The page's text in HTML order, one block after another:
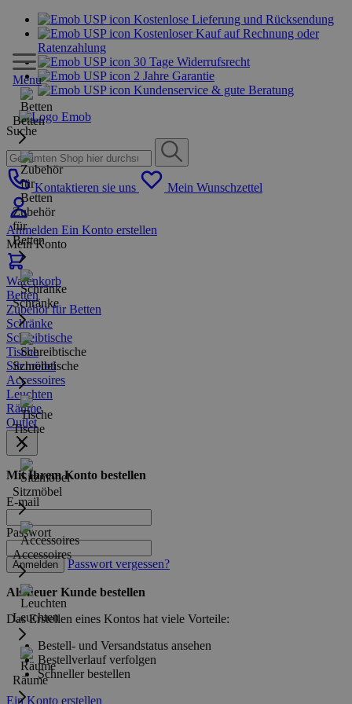
Kostenlose Lieferung und Rücksendung
Kostenloser Kauf auf Rechnung oder
Ratenzahlung
30 Tage Widerrufsrecht
2 Jahre Garantie
Kundenservice & gute Beratung
Suche
Kontaktieren sie uns Mein Wunschzettel
Anmelden Ein Konto erstellen
Mein Konto
Warenkorb
Menu
Betten
Zubehör
für
Betten
Schränke
Schreibtische
Tische
Sitzmöbel
Accessoires
Leuchten
Räume
Betten
Zubehör für Betten
Schränke
Schreibtische
Tische
Sitzmöbel
Accessoires
Leuchten
Räume
Outlet
Mit Ihrem Konto bestellen
E-mail
Passwort
Anmelden Passwort vergessen?
Als neuer Kunde bestellen
Das Erstellen eines Kontos hat viele Vorteile:
Bestell- und Versandstatus ansehen
Bestellverlauf verfolgen
Schneller bestellen
Ein Konto erstellen